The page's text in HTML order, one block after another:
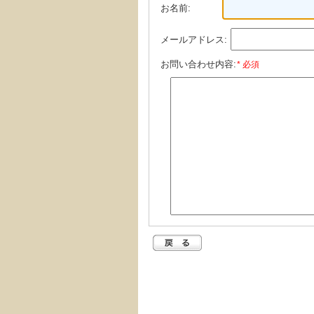
お名前:
メールアドレス:
お問い合わせ内容:* 必須